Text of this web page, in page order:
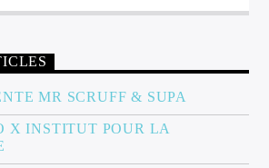
MR SCRUFF & SUPA
X INSTITUT POUR LA